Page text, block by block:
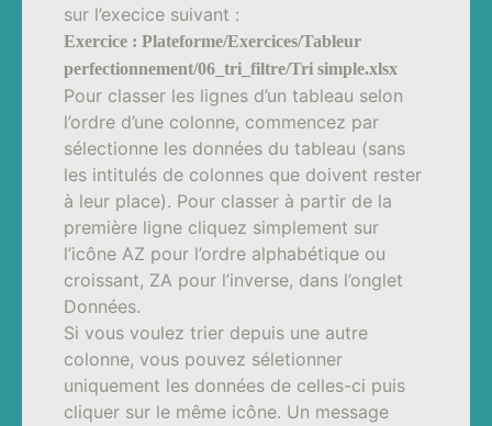
sur l’execice suivant :
Exercice : Plateforme/Exercices/Tableur
perfectionnement/06_tri_filtre/Tri simple.xlsx
Pour classer les lignes d’un tableau selon
l’ordre d’une colonne, commencez par
sélectionne les données du tableau (sans
les intitulés de colonnes que doivent rester
à leur place). Pour classer à partir de la
première ligne cliquez simplement sur
l’icône AZ pour l’ordre alphabétique ou
croissant, ZA pour l’inverse, dans l’onglet
Données.
Si vous voulez trier depuis une autre
colonne, vous pouvez séletionner
uniquement les données de celles-ci puis
cliquer sur le même icône. Un message